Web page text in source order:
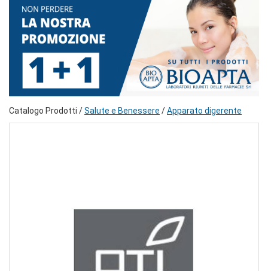
Catalogo Prodotti /Salute e Benessere /Apparato digerente